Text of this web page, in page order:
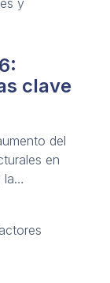
clave
del
en
la